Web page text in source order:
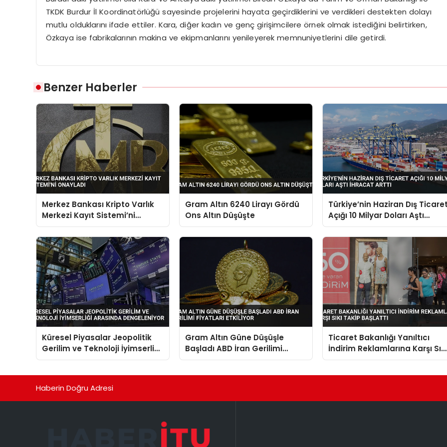
TKDK Burdur İl Koordinatörlüğü sayesinde projelerini hayata geçirdiklerini ve verdikleri destekten dolayı
mutlu olduklarını ifade ettiler. Kara, diğer kadın ve genç girişimcilere örnek olmak istediğini belirtirken,
Özkaya ise fabrikalarının makina ve ekipmanlarını yenileyerek memnuniyetlerini dile getirdi.
Benzer Haberler
Merkez Bankası Kripto Varlık
Merkezi Kayıt Sistemi’ni
Onayladı
Gram Altın 6240 Lirayı Gördü
Ons Altın Düşüşte
Türkiye’nin Haziran Dış
Açığı 10 Milyar Doları Aştı
İhracat Arttı
Küresel Piyasalar Jeopolitik
Gerilim ve Teknoloji İyimserliği
Arasında Dengeleniyor
Gram Altın Güne Düşüşle
Başladı ABD İran Gerilimi
Fiyatları Etkiliyor
Ticaret Bakanlığı Yanıltıcı
İndirim Reklamlarına Karşı
Takip Başlattı
Haberin Doğru Adresi